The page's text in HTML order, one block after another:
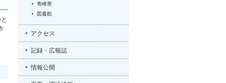
青峰寮
図書館
アクセス
記録・広報誌
情報公開